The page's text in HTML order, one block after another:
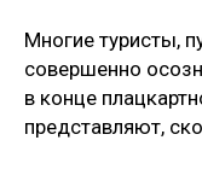
Многие туристы,
совершенно
в конце
представляют,